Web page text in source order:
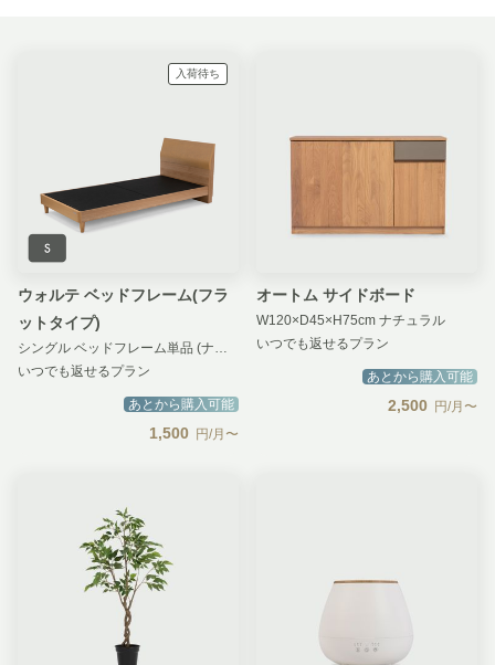
入荷待ち
ウォルテ ベッドフレーム(フラ
ットタイプ)
いつでも返せるプラン
あとから購入可能
1,500 円/月〜
オートム サイドボード
W120×D45×H75cm ナチュラル
いつでも返せるプラン
あとから購入可能
2,500 円/月〜